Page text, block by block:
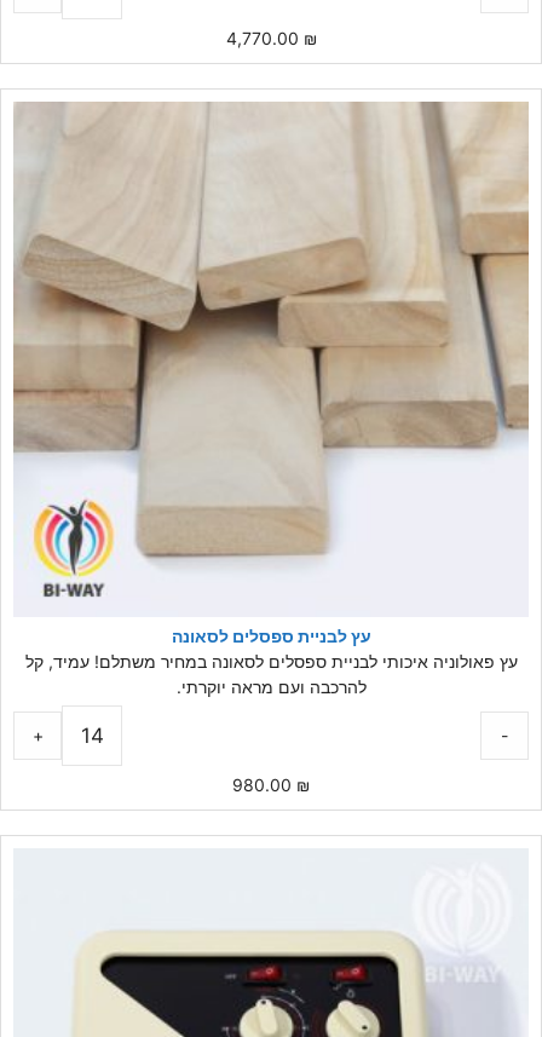
4,770.00 ₪
עץ לבניית ספסלים לסאונה
עץ פאולוניה איכותי לבניית ספסלים לסאונה במחיר משתלם! עמיד, קל
להרכבה ועם מראה יוקרתי.
-
+
980.00 ₪